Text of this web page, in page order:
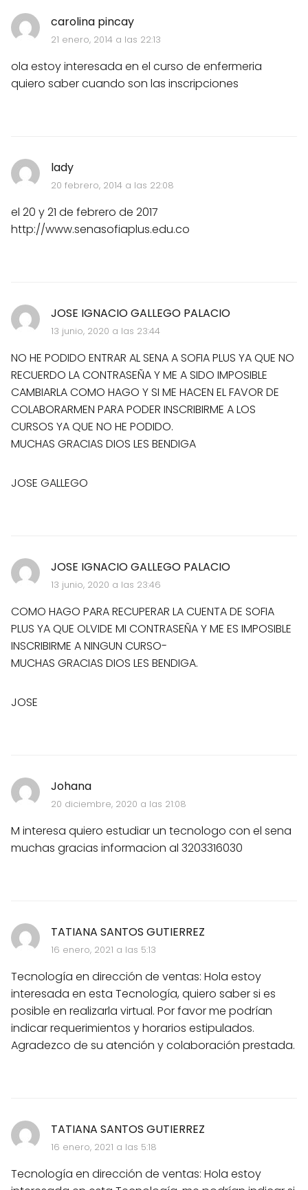
carolina pincay
21 enero, 2014 a las 22:13
ola estoy interesada en el curso de enfermeria
quiero saber cuando son las inscripciones
lady
20 febrero, 2014 a las 22:08
el 20 y 21 de febrero de 2017
http://www.senasofiaplus.edu.co
JOSE IGNACIO GALLEGO PALACIO
13 junio, 2020 a las 23:44
NO HE PODIDO ENTRAR AL SENA A SOFIA PLUS YA QUE NO
RECUERDO LA CONTRASEÑA Y ME A SIDO IMPOSIBLE
CAMBIARLA COMO HAGO Y SI ME HACEN EL FAVOR DE
COLABORARMEN PARA PODER INSCRIBIRME A LOS
CURSOS YA QUE NO HE PODIDO.
MUCHAS GRACIAS DIOS LES BENDIGA
JOSE GALLEGO
JOSE IGNACIO GALLEGO PALACIO
13 junio, 2020 a las 23:46
COMO HAGO PARA RECUPERAR LA CUENTA DE SOFIA
PLUS YA QUE OLVIDE MI CONTRASEÑA Y ME ES IMPOSIBLE
INSCRIBIRME A NINGUN CURSO-
MUCHAS GRACIAS DIOS LES BENDIGA.
JOSE
Johana
20 diciembre, 2020 a las 21:08
M interesa quiero estudiar un tecnologo con el sena
muchas gracias informacion al 3203316030
TATIANA SANTOS GUTIERREZ
16 enero, 2021 a las 5:13
Tecnología en dirección de ventas: Hola estoy
interesada en esta Tecnología, quiero saber si es
posible en realizarla virtual. Por favor me podrían
indicar requerimientos y horarios estipulados.
Agradezco de su atención y colaboración prestada.
TATIANA SANTOS GUTIERREZ
16 enero, 2021 a las 5:18
Tecnología en dirección de ventas: Hola estoy